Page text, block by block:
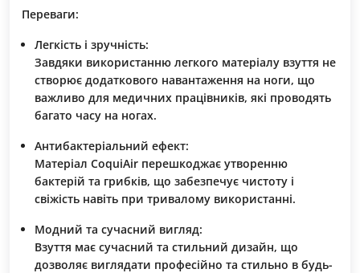
Переваги:
Легкість і зручність:
Завдяки використанню легкого матеріалу взуття не
створює додаткового навантаження на ноги, що
важливо для медичних працівників, які проводять
багато часу на ногах.
Антибактеріальний ефект:
Матеріал CoquiAir перешкоджає утворенню
бактерій та грибків, що забезпечує чистоту і
свіжість навіть при тривалому використанні.
Модний та сучасний вигляд:
Взуття має сучасний та стильний дизайн, що
дозволяє виглядати професійно та стильно в будь-